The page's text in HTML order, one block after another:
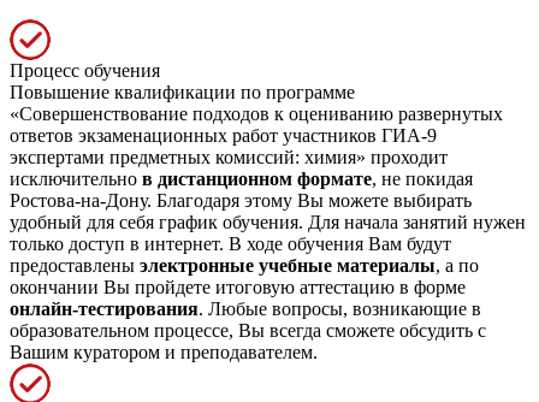
Процесс обучения
Повышение квалификации по программе
«Совершенствование подходов к оцениванию развернутых
ответов экзаменационных работ участников ГИА-9
экспертами предметных комиссий: химия» проходит
исключительно в дистанционном формате, не покидая
Ростова-на-Дону. Благодаря этому Вы можете выбирать
удобный для себя график обучения. Для начала занятий нужен
только доступ в интернет. В ходе обучения Вам будут
предоставлены электронные учебные материалы, а по
окончании Вы пройдете итоговую аттестацию в форме
онлайн-тестирования. Любые вопросы, возникающие в
образовательном процессе, Вы всегда сможете обсудить с
Вашим куратором и преподавателем.